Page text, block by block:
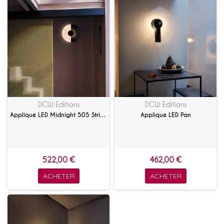
DCW Editions
Applique LED Midnight 505 Stripes
522,00 €
ACHETER
DCW Editions
Applique LED Pan
462,00 €
ACHETER